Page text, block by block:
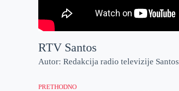
RTV Santos
Autor: Redakcija radio televizije Santos
PRETHODNO